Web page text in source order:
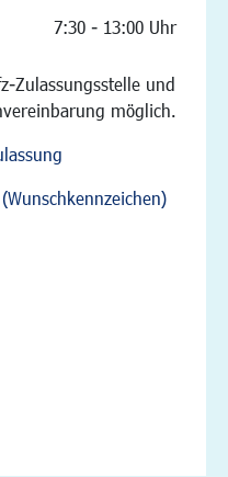
7:30 - 13:00 Uhr
Zulassungsstelle und
möglich.